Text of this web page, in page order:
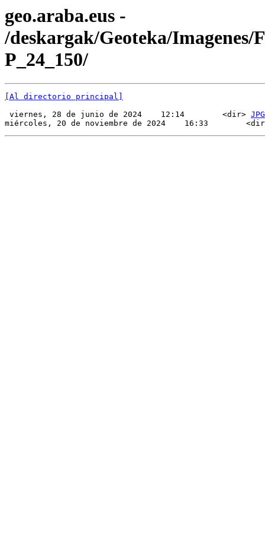
geo.araba.eus -
/deskargak/Geoteka/Imagenes/
P_24_150/
[Al directorio principal]
viernes, 28 de junio de 2024    12:14        <dir> JPG
miércoles, 20 de noviembre de 2024    16:33